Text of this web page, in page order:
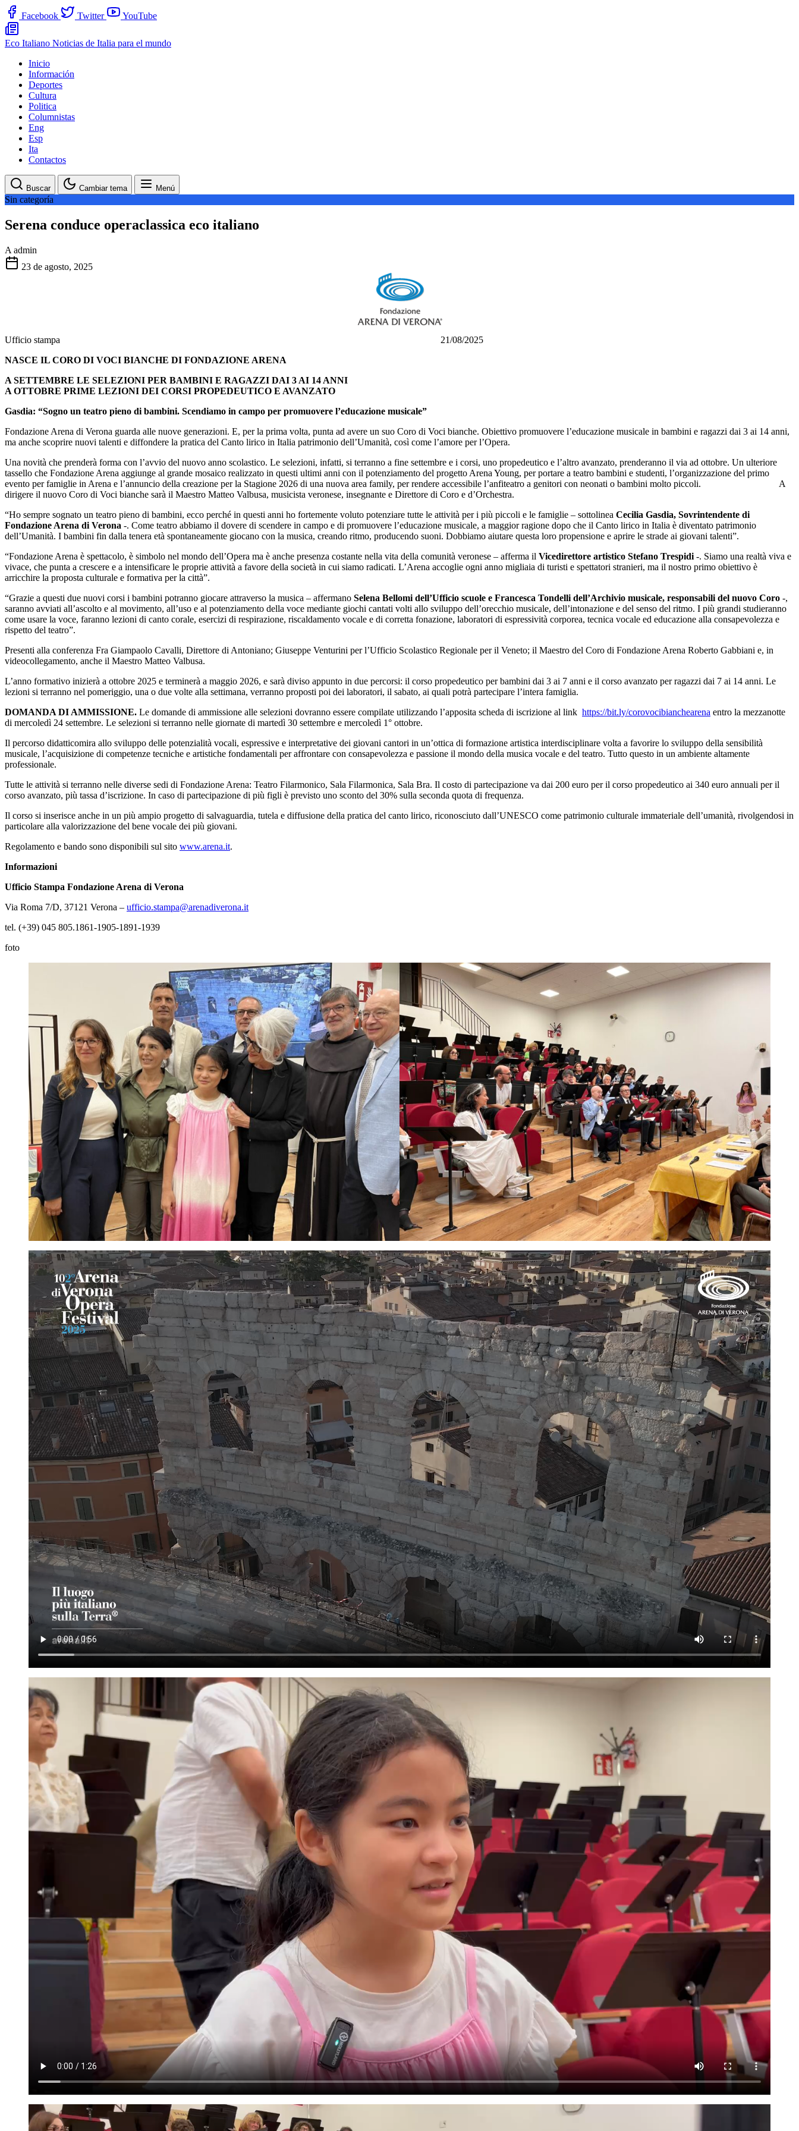
Facebook Twitter YouTube
Eco Italiano Noticias de Italia para el mundo
Inicio
Información
Deportes
Cultura
Politica
Columnistas
Eng
Esp
Ita
Contactos
Buscar Cambiar tema Menú
Sin categoría
Serena conduce operaclassica eco italiano
A admin
23 de agosto, 2025
Ufficio stampa 21/08/2025
NASCE IL CORO DI VOCI BIANCHE DI FONDAZIONE ARENA
A SETTEMBRE LE SELEZIONI PER BAMBINI E RAGAZZI DAI 3 AI 14 ANNI
A OTTOBRE PRIME LEZIONI DEI CORSI PROPEDEUTICO E AVANZATO
Gasdia: “Sogno un teatro pieno di bambini. Scendiamo in campo per promuovere l’educazione musicale”
Fondazione Arena di Verona guarda alle nuove generazioni. E, per la prima volta, punta ad avere un suo Coro di Voci bianche. Obiettivo promuovere l’educazione musicale in bambini e ragazzi dai 3 ai 14 anni,
ma anche scoprire nuovi talenti e diffondere la pratica del Canto lirico in Italia patrimonio dell’Umanità, così come l’amore per l’Opera.
Una novità che prenderà forma con l’avvio del nuovo anno scolastico. Le selezioni, infatti, si terranno a fine settembre e i corsi, uno propedeutico e l’altro avanzato, prenderanno il via ad ottobre. Un ulteriore
tassello che Fondazione Arena aggiunge al grande mosaico realizzato in questi ultimi anni con il potenziamento del progetto Arena Young, per portare a teatro bambini e studenti, l’organizzazione del primo
evento per famiglie in Arena e l’annuncio della creazione per la Stagione 2026 di una nuova area family, per rendere accessibile l’anfiteatro a genitori con neonati o bambini molto piccoli. A
dirigere il nuovo Coro di Voci bianche sarà il Maestro Matteo Valbusa, musicista veronese, insegnante e Direttore di Coro e d’Orchestra.
“Ho sempre sognato un teatro pieno di bambini, ecco perché in questi anni ho fortemente voluto potenziare tutte le attività per i più piccoli e le famiglie – sottolinea Cecilia Gasdia, Sovrintendente di
Fondazione Arena di Verona -. Come teatro abbiamo il dovere di scendere in campo e di promuovere l’educazione musicale, a maggior ragione dopo che il Canto lirico in Italia è diventato patrimonio
dell’Umanità. I bambini fin dalla tenera età spontaneamente giocano con la musica, creando ritmo, producendo suoni. Dobbiamo aiutare questa loro propensione e aprire le strade ai giovani talenti”.
“Fondazione Arena è spettacolo, è simbolo nel mondo dell’Opera ma è anche presenza costante nella vita della comunità veronese – afferma il Vicedirettore artistico Stefano Trespidi -. Siamo una realtà viva e
vivace, che punta a crescere e a intensificare le proprie attività a favore della società in cui siamo radicati. L’Arena accoglie ogni anno migliaia di turisti e spettatori stranieri, ma il nostro primo obiettivo è
arricchire la proposta culturale e formativa per la città”.
“Grazie a questi due nuovi corsi i bambini potranno giocare attraverso la musica – affermano Selena Bellomi dell’Ufficio scuole e Francesca Tondelli dell’Archivio musicale, responsabili del nuovo Coro -,
saranno avviati all’ascolto e al movimento, all’uso e al potenziamento della voce mediante giochi cantati volti allo sviluppo dell’orecchio musicale, dell’intonazione e del senso del ritmo. I più grandi studieranno
come usare la voce, faranno lezioni di canto corale, esercizi di respirazione, riscaldamento vocale e di corretta fonazione, laboratori di espressività corporea, tecnica vocale ed educazione alla consapevolezza e
rispetto del teatro”.
Presenti alla conferenza Fra Giampaolo Cavalli, Direttore di Antoniano; Giuseppe Venturini per l’Ufficio Scolastico Regionale per il Veneto; il Maestro del Coro di Fondazione Arena Roberto Gabbiani e, in
videocollegamento, anche il Maestro Matteo Valbusa.
L’anno formativo inizierà a ottobre 2025 e terminerà a maggio 2026, e sarà diviso appunto in due percorsi: il corso propedeutico per bambini dai 3 ai 7 anni e il corso avanzato per ragazzi dai 7 ai 14 anni. Le
lezioni si terranno nel pomeriggio, una o due volte alla settimana, verranno proposti poi dei laboratori, il sabato, ai quali potrà partecipare l’intera famiglia.
DOMANDA DI AMMISSIONE. Le domande di ammissione alle selezioni dovranno essere compilate utilizzando l’apposita scheda di iscrizione al link https://bit.ly/corovocibianchearena entro la mezzanotte
di mercoledì 24 settembre. Le selezioni si terranno nelle giornate di martedì 30 settembre e mercoledì 1° ottobre.
Il percorso didatticomira allo sviluppo delle potenzialità vocali, espressive e interpretative dei giovani cantori in un’ottica di formazione artistica interdisciplinare volta a favorire lo sviluppo della sensibilità
musicale, l’acquisizione di competenze tecniche e artistiche fondamentali per affrontare con consapevolezza e passione il mondo della musica vocale e del teatro. Tutto questo in un ambiente altamente
professionale.
Tutte le attività si terranno nelle diverse sedi di Fondazione Arena: Teatro Filarmonico, Sala Filarmonica, Sala Bra. Il costo di partecipazione va dai 200 euro per il corso propedeutico ai 340 euro annuali per il
corso avanzato, più tassa d’iscrizione. In caso di partecipazione di più figli è previsto uno sconto del 30% sulla seconda quota di frequenza.
Il corso si inserisce anche in un più ampio progetto di salvaguardia, tutela e diffusione della pratica del canto lirico, riconosciuto dall’UNESCO come patrimonio culturale immateriale dell’umanità, rivolgendosi in
particolare alla valorizzazione del bene vocale dei più giovani.
Regolamento e bando sono disponibili sul sito www.arena.it.
Informazioni
Ufficio Stampa Fondazione Arena di Verona
Via Roma 7/D, 37121 Verona – ufficio.stampa@arenadiverona.it
tel. (+39) 045 805.1861-1905-1891-1939
foto